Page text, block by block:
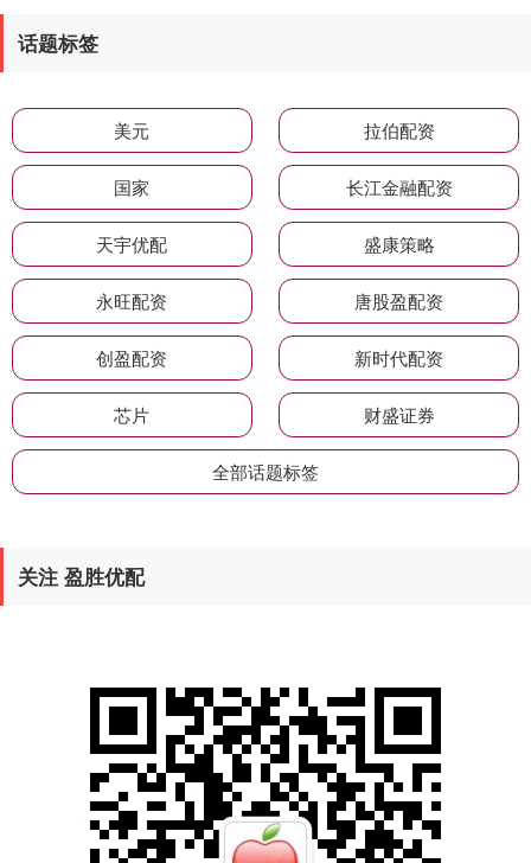
话题标签
美元 拉伯配资
国家 长江金融配资
天宇优配 盛康策略
永旺配资 唐股盈配资
创盈配资 新时代配资
芯片 财盛证券
全部话题标签
关注 盈胜优配